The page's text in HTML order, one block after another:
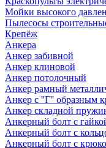
Мойки высокого
Пылесосы
Крепёж
Анкера
Анкер забивной
Анкер клиновой
Анкер потолочный
Анкер рамный
Анкер с ''Г'' образным
Анкер складной
Анкерный болт с
Анкерный болт с
Анкерный болт с